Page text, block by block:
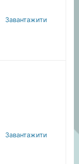
Завантажити
Завантажити